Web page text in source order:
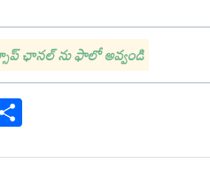
ఛానల్ ను ఫాలో అవ్వండి